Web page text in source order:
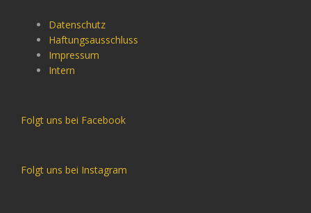
Datenschutz
Haftungsausschluss
Impressum
Intern
Folgt uns bei Facebook
Folgt uns bei Instagram